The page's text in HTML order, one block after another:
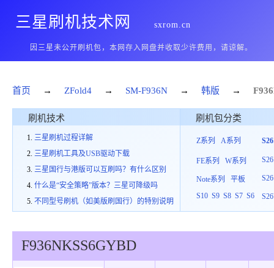
三星刷机技术网 sxrom.cn
因三星未公开刷机包，本网存入网盘并收取少许费用，请谅解。
首页 → ZFold4 → SM-F936N → 韩版 →
刷机技术
三星刷机过程详解
三星刷机工具及USB驱动下载
三星国行与港版可以互刷吗？有什么区别
什么是“安全策略”版本？三星可降级吗
不同型号刷机（如美版刷国行）的特别说明
刷机包分类
Z系列 A系列
FE系列 W系列
Note系列
平板
S10 S9 S8 S7 S6
S26
F936NKSS6GYBD